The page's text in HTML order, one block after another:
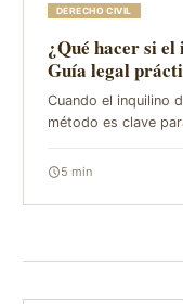
DERECHO CIVIL
¿Qué hacer si
Guía legal
Cuando el inquilino
método es clave
En GVC Abogados
con sede en Murcia,
5 min